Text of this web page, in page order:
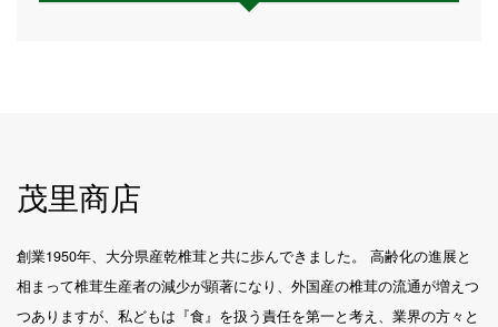
茂里商店
創業1950年、大分県産乾椎茸と共に歩んできました。 高齢化の進展と
相まって椎茸生産者の減少が顕著になり、外国産の椎茸の流通が増えつ
つありますが、私どもは『食』を扱う責任を第一と考え、業界の方々と